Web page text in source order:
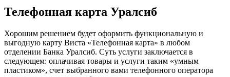
Телефонная карта Уралсиб
Хорошим решением будет оформить функциональную и
выгодную карту Виста «Телефонная карта» в любом
отделении Банка Уралсиб. Суть услуги заключается в
следующем: оплачивая товары и услуги таким «умным
пластиком», счет выбранного вами телефонного оператора